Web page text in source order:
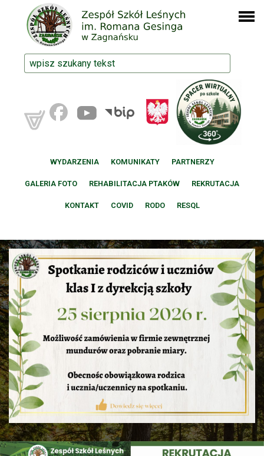
WYDARZENIA KOMUNIKATY PARTNERZY
GALERIA FOTO REHABILITACJA PTAKÓW REKRUTACJA
KONTAKT COVID RODO RESQL